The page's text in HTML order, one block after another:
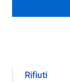
Rifiuti